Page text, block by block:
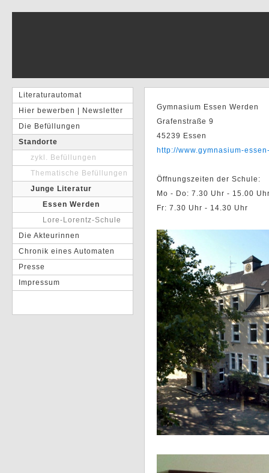
Literaturautomat
Hier bewerben | Newsletter
Die Befüllungen
Standorte
zykl. Befüllungen
Thematische Befüllungen
Junge Literatur
Essen Werden
Lore-Lorentz-Schule
Die Akteurinnen
Chronik eines Automaten
Presse
Impressum
Gymnasium Essen Werden
Grafenstraße 9
45239 Essen
http://www.gymnasium-
Öffnungszeiten der Schule:
Mo - Do: 7.30 Uhr - 15.00
Fr: 7.30 Uhr - 14.30 Uhr